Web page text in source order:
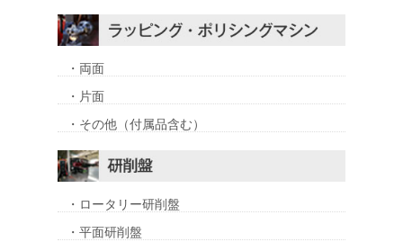
・両面
・片面
・その他（付属品含む）
・ロータリー研削盤
・平面研削盤